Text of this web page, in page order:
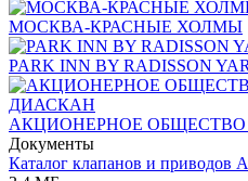
МОСКВА-КРАСНЫЕ ХОЛМЫ
PARK INN BY RADISSON
АКЦИОНЕРНОЕ ОБЩЕСТВО
Документы
Каталог клапанов и приводов